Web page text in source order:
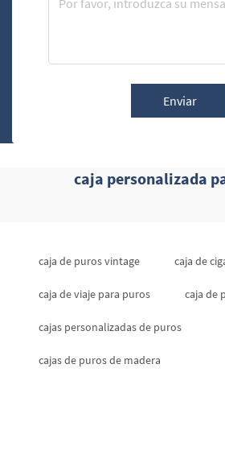
Enviar
caja personalizada
caja de puros vintage caja de
caja de viaje para puros caja de
cajas personalizadas de puros
cajas de puros de madera